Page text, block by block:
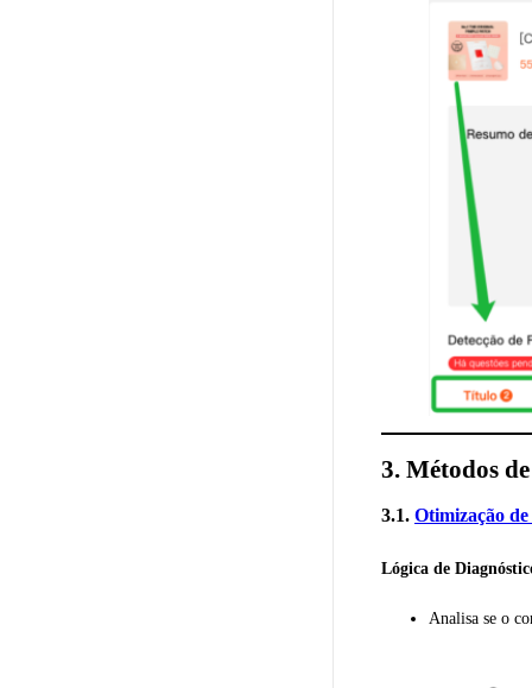
3. Métodos
3.1. Otimização
Lógica de
Analisa se o